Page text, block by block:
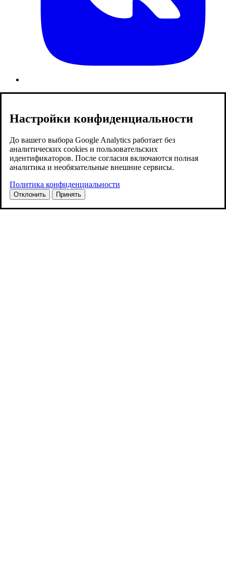
Настройки конфиденциальности
До вашего выбора Google Analytics работает без
аналитических cookies и пользовательских
идентификаторов. После согласия включаются полная
аналитика и необязательные внешние сервисы.
Политика конфиденциальности
Отклонить Принять